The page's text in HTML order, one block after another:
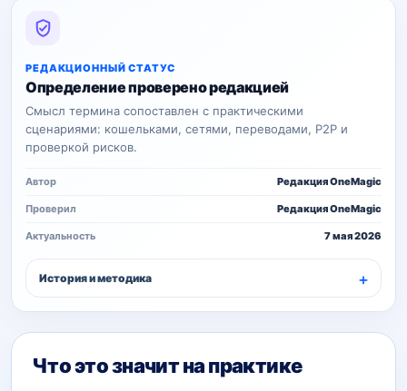
РЕДАКЦИОННЫЙ СТАТУС
Определение проверено редакцией
Смысл термина сопоставлен с практическими
сценариями: кошельками, сетями, переводами, P2P и
проверкой рисков.
Автор Редакция OneMagic
Проверил Редакция OneMagic
Актуальность 7 мая 2026
История и методика
Что это значит на практике